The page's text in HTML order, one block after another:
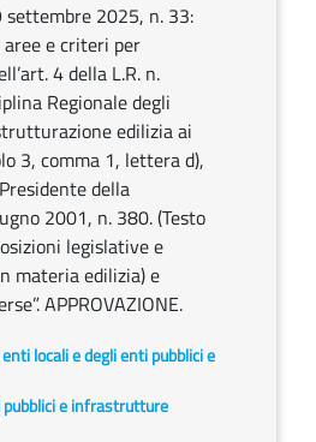
settembre 2025, n. 33:
aree e criteri per
4 della L.R. n.
Regionale degli
edilizia ai
3, comma 1, lettera d),
della
2001, n. 380. (Testo
legislative e
materia edilizia) e
APPROVAZIONE.
locali e degli enti pubblici e
pubblici e infrastrutture